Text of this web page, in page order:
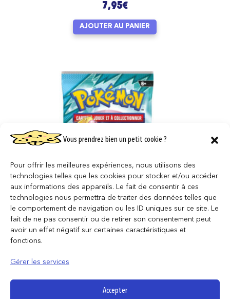
Vous prendrez bien un petit cookie ?
Pour offrir les meilleures expériences, nous utilisons des
technologies telles que les cookies pour stocker et/ou accéder
aux informations des appareils. Le fait de consentir à ces
technologies nous permettra de traiter des données telles que
le comportement de navigation ou les ID uniques sur ce site. Le
fait de ne pas consentir ou de retirer son consentement peut
avoir un effet négatif sur certaines caractéristiques et
fonctions.
Gérer les services
Accepter
7,95€
AJOUTER AU PANIER
AJOUTER AU PANIER